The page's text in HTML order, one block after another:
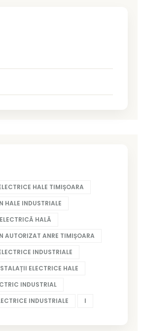
HALE TIMIȘOARA
HALE INDUSTRIALE
HALĂ
AUTORIZAT ANRE TIMIȘOARA
INDUSTRIALE
ELECTRICE HALE
INDUSTRIAL
INDUSTRIALE
I